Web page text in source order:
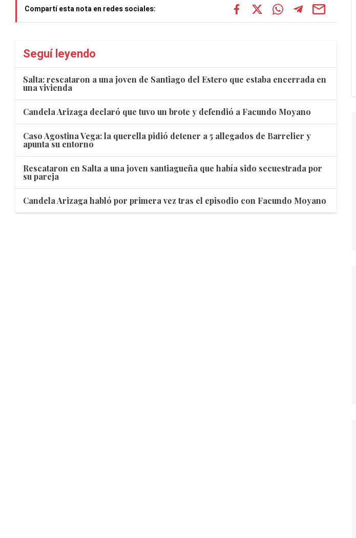
Compartí esta nota en redes sociales:
Seguí leyendo
Salta: rescataron a una joven de Santiago del Estero que estaba encerrada en
una vivienda
Candela Arizaga declaró que tuvo un brote y defendió a Facundo Moyano
Caso Agostina Vega: la querella pidió detener a 5 allegados de Barrelier y
apunta su entorno
Rescataron en Salta a una joven santiagueña que había sido secuestrada por
su pareja
Candela Arizaga habló por primera vez tras el episodio con Facundo Moyano